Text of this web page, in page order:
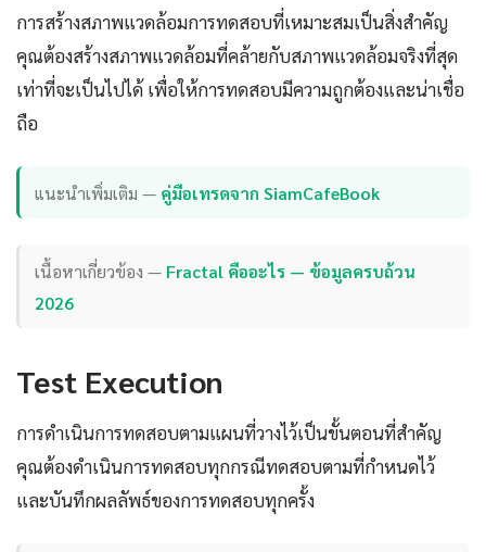
การสร้างสภาพแวดล้อมการทดสอบที่เหมาะสมเป็นสิ่งสำคัญ
คุณต้องสร้างสภาพแวดล้อมที่คล้ายกับสภาพแวดล้อมจริงที่สุด
เท่าที่จะเป็นไปได้ เพื่อให้การทดสอบมีความถูกต้องและน่าเชื่อ
ถือ
แนะนำเพิ่มเติม — คู่มือเทรดจาก SiamCafeBook
เนื้อหาเกี่ยวข้อง — Fractal คืออะไร — ข้อมูลครบถ้วน
2026
Test Execution
การดำเนินการทดสอบตามแผนที่วางไว้เป็นขั้นตอนที่สำคัญ
คุณต้องดำเนินการทดสอบทุกกรณีทดสอบตามที่กำหนดไว้
และบันทึกผลลัพธ์ของการทดสอบทุกครั้ง